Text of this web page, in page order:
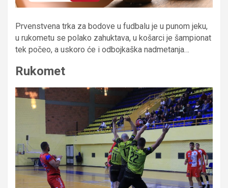
Prvenstvena trka za bodove u fudbalu je u punom jeku,
u rukometu se polako zahuktava, u košarci je šampionat
tek počeo, a uskoro će i odbojkaška nadmetanja…
Rukomet